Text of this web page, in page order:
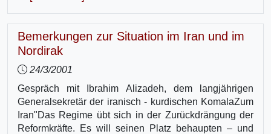
Bemerkungen zur Situation im Iran und im
Nordirak
24/3/2001
Gespräch mit Ibrahim Alizadeh, dem langjährigen
Generalsekretär der iranisch - kurdischen KomalaZum
Iran"Das Regime übt sich in der Zurückdrängung der
Reformkräfte. Es will seinen Platz behaupten – und